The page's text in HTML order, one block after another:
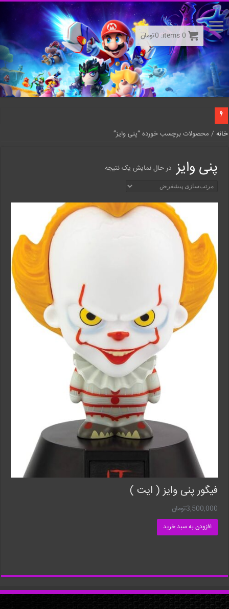
خانه / محصولات برچسب خورده “پنی وایز”
پنی وایز در حال نمایش یک نتیجه
فیگور پنی وایز ( ایت )
3,500,000تومان
افزودن به سبد خرید
0
items:
0تومان